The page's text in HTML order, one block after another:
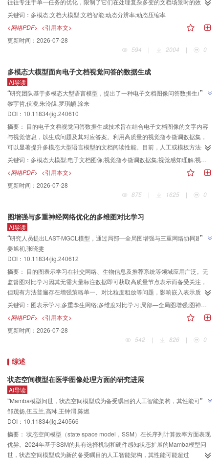
往往专注于单一任务的优化，限制了它们在处理复杂多变的文档场景时的效
能。此外，这些方法需要额外的光学字符识别（optical character recognition，
OCR）工具来提取文档中的文字信息，这不仅增加了处理步骤，也可能引入额
外的错误。多模态大模型的出现为免去OCR工具统一处理文档信息带来了希
望，但是在处理高分辨率的文档图像和应对逐渐增加的视觉标记时，仍然面临
着不小的挑战。本文提出一种基于动态分辨率的文档多模态大模型TextLLM，能
个能够处理动态分辨率的文档多模态大模型。在动态分辨率的基础上，提出一
种动态特征压缩算法，设置动态的可学习压缩率来获得需要保留的特征长度，
通过计算特征相似度来得到重要性特征，以此来聚合关键特征。更进一步，利
用大语言模型的注意力机制捕捉与提示词相关的视觉特征部分，根据提示词的
注意力分布图筛选出最相关的特征，并保留其周围相关特征。结果实验在多个
数据集上与6种先进方法进行了比较，TextLLM在多个文档理解基准测试中取得
了显著的性能提升。在DocVQA、WTQ、ChartQA和TextVQA等数据集上的表
现均优于对比模型，分别获得了82.4、37.6、70.8和65.3的分数。此外，在综
合评测数据集OCRBench中，模型得分高达601，证明了其在多样化文本相关
算法的有效性，消融实验验证了提出的动态算法能够改善模型效果。结论本文
提出基于动态分辨率的文档大模型TextLLM，并提出动态压缩特征和动态选择的
算法来应对多场景的文档。实验结果表明，本文模型优于几种先进的文档大模
关键词： 多模态;文档大模型;文档智能;动态分辨率;动态压缩率
<网络PDF> <引用本文>
更新时间： 2026-07-28
594
| 2004 | 0
多模态大模型面向电子文档视觉问答的数据生成
AI导读
“研究团队基于多模态大型语言模型，提出了一种电子文档图像问答数据生成方
法，包括"自我提问与回答、数量与格式检查、数据过滤和一致性检验"4个关键
步骤，构建了含32万余幅图像和200余万个问答对的高质量数据集，有效解决
了现有数据集数量不足和质量不高的问题，为提升多模态大语言模型的文档阅
读理解能力提供了新方案。”
”
黎宇哲,伏凌,朱泠皞,罗琪頔,涂来
DOI： 10.11834/jig.240610
摘要： 目的电子文档视觉问答数据生成技术旨在结合电子文档图像的文字内容
与视觉信息，以生成问题及其对应答案。利用高质量的视觉指令微调数据集，
可以显著提升多模态大型语言模型的文档阅读性能。目前，人工或模板方法生
成的数据集存在数量不足和质量不高的问题。因此，本文设计了一种基于多模
态大语言模型的电子文档图像问答数据生成方法。方法提出一种基于多模态大
型语言模型的大规模数据生成方法，包括4个关键步骤：自我提问与回答、数量
与格式检查、数据过滤和一致性检验。通过输入电子文档图像及相应指令至多
模态大型语言模型，初步生成多个问答对；进行数量与格式的检查；将合格的
无关、回答错误或未使用外部知识的问答对；针对同一问答对，利用多模态大
型语言模型生成多个不同表述的问题，并检查回答的一致性，以剔除回答不一
致的问答对。结果本文构建了一个高质量的数据集，包含324 546幅图像和2
036 263个问答对。通过对问答对正确率的随机抽样统计，结果显示正确率为
91.34%。此外，还在DocVQA等文档类问答数据集上测试了该数据集对多模态
大语言模型性能的提升作用。微调实验结果表明，在LLaVA-OV和Deepseek-VL
模型上，基于本数据集的微调能够提升DocVQA数据集上的平均归一化编辑相
似度，分别提高了1.4%和2.6%。消融实验进一步表明，去除数据过滤步骤后，
模型性能下降了1.3%。通过与人工标注数据DocVQA的互补性实验，结果表
比仅使用DocVQA训练集微调时提升了1.3%。此外，与现有方法生成的数据集
进行性能对比时，本文方法生成的数据集在模型性能提升方面表现最为显著。
后续的后处理实验也进一步证明了所提出的数据集在生成问答对时仍具有一定
答数据生成方法，有效解决了现有数据集数量少、质量差的问题，显著提升了
关键词： 多模态大模型;电子文档图像;视觉指令微调数据集;视觉感知理解;视觉文字
<网络PDF> <引用本文>
更新时间： 2026-07-28
875
| 1625 | 0
图增强与多重神经网络优化的多维图对比学习
AI导读
“研究人员提出LAST-MGCL模型，通过局部—全局图增强与三重网络协同建
模，在无监督图对比学习中实现多粒度增强与多维度对比优化，为无标签图数
据表征学习提供有效解决方案。
”
姜旭初,张晓雯
DOI： 10.11834/jig.240612
摘要： 目的图表示学习在社交网络、生物信息及推荐系统等领域应用广泛。无
监督图对比学习因其无需大量标注数据即可获取高质量节点表示而备受关注，
但现有方法普遍存在增强策略单一、对比粒度粗放等问题，影响嵌入表示质
量。针对上述问题，提出一种结合局部—全局图增强技术与多重神经网络协同
建模的多维度图对比学习模型（local and SVD-based global augmentation
with triple network for multi-dimensional graph comparative learning， LAST-
MGCL）。方法首先，构建局部增强图神经网络和奇异值分解增强模块，分别
从节点邻域信息和整体拓扑模式出发，对原始图数据进行多粒度增强；其次，
图，通过跨网络信息交互强化多视图融合表示；最后，提出跨网络对比、跨视
图对比与邻居对比相结合的多维度对比损失，协同优化图表示质量。结果在节
点分类任务上，LAST-MGCL模型在Cora、Citeseer和PubMed数据集上的平均
分类准确率分别达到83.1%、72.6%和81.8%，整体优于当前主流对比学习方
法，表现出较好的分类性能与鲁棒性；同时，在可视化任务中，LAST-MGCL生
成的节点嵌入表现出更紧密的类内聚合和更清晰的类间边界，进一步验证了模
型在表征学习中的有效性。结论本文提出的LAST-MGCL面向无标签图数据场
景，对现有图对比学习框架进行了系统性增强，为无监督图表征学习提供了一
种有效解决方案。
关键词： 图表示学习;多重孪生网络;多维度对比学习;局部—全局图增强;图神经网络（GNN）;大语言模型（LLM）
<网络PDF> <引用本文>
更新时间： 2026-07-28
542
| 826 | 0
综述
状态空间模型在医学图像处理方面的研究进展
AI导读
“Mamba模型问世，状态空间模型成为备受瞩目的人工智能架构，其性能可能超
过Transformer。介绍了其在医学图像处理领域的研究进展，研究团队建立了完
整的任务分类体系，为解决医学影像智能分析问题提供解决方案。
”
邹茂扬,伍玉兰,高琳,王钟渭,陈燃
DOI： 10.11834/jig.240566
摘要： 状态空间模型（state space model，SSM）在长序列计算效率方面表现
优异。2024年基于SSM的具有选择机制和硬件感知状态扩展的Mamba模型问
世，状态空间模型成为新的备受瞩目的人工智能架构，其性能可能超过